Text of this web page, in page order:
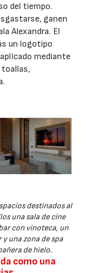
del tiempo.
ganen
Alexandra. El
un logotipo
mediante
destinados al
una sala de cine
con vinoteca, un
una zona de spa
de hielo.
como una